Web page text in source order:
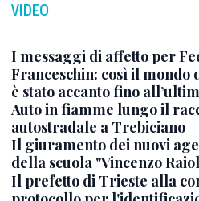
VIDEO
I messaggi di affetto per
Franceschin: così il mondo
è stato accanto fino
Auto in fiamme lungo il
autostradale a Trebiciano
Il giuramento dei nuovi
della scuola "Vincenzo
Il prefetto di Trieste alla